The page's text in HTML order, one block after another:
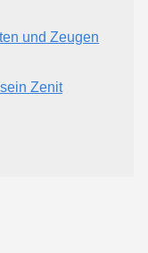
und Zeugen
Zenit